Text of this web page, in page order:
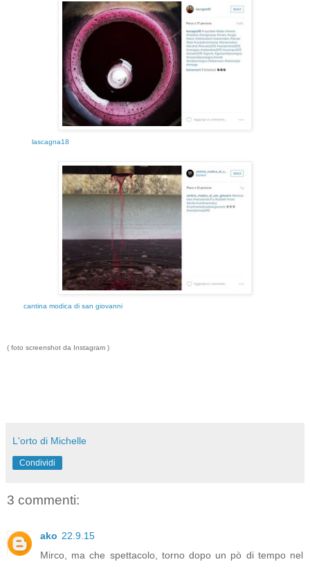
lascagna18
cantina modica di san giovanni
( foto screenshot da Instagram )
L'orto di Michelle
Condividi
3 commenti:
ako 22.9.15
Mirco, ma che spettacolo, torno dopo un pò di tempo nel